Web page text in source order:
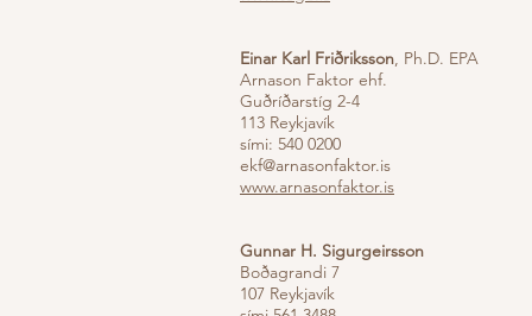
Einar Karl Friðriksson, Ph.D. EPA
Arnason Faktor ehf.
Guðríðarstíg 2-4
113 Reykjavík
sími: 540 0200
ekf@arnasonfaktor.is
www.arnasonfaktor.is
Gunnar H. Sigurgeirsson
Boðagrandi 7
107 Reykjavík